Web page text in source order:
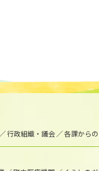
行政組織・議会 各課から